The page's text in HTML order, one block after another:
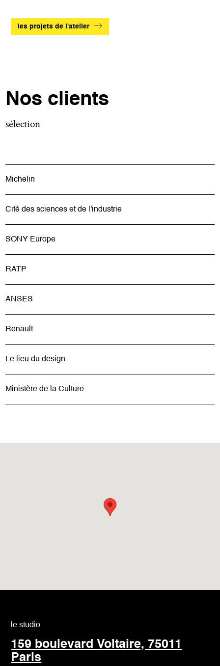
les projets de l'atelier
Nos clients
sélection
Michelin
Cité des sciences et de l'industrie
SONY Europe
RATP
ANSES
Renault
Le lieu du design
Ministère de la Culture
le studio
159 boulevard Voltaire, 75011
Paris